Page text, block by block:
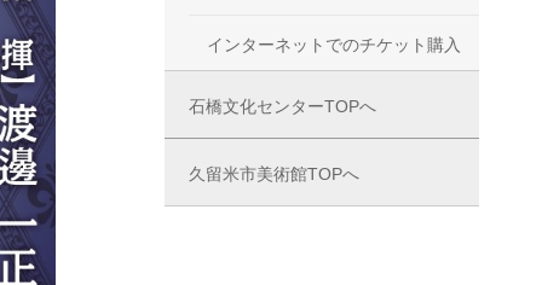
インターネットでのチケット購入
石橋文化センターTOPへ
久留米市美術館TOPへ